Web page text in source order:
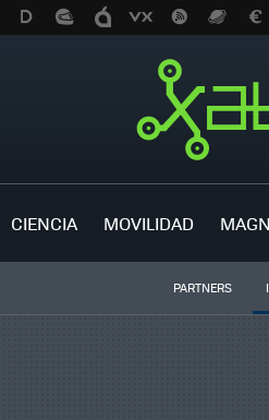
CIENCIA MOVILIDAD
PARTNERS